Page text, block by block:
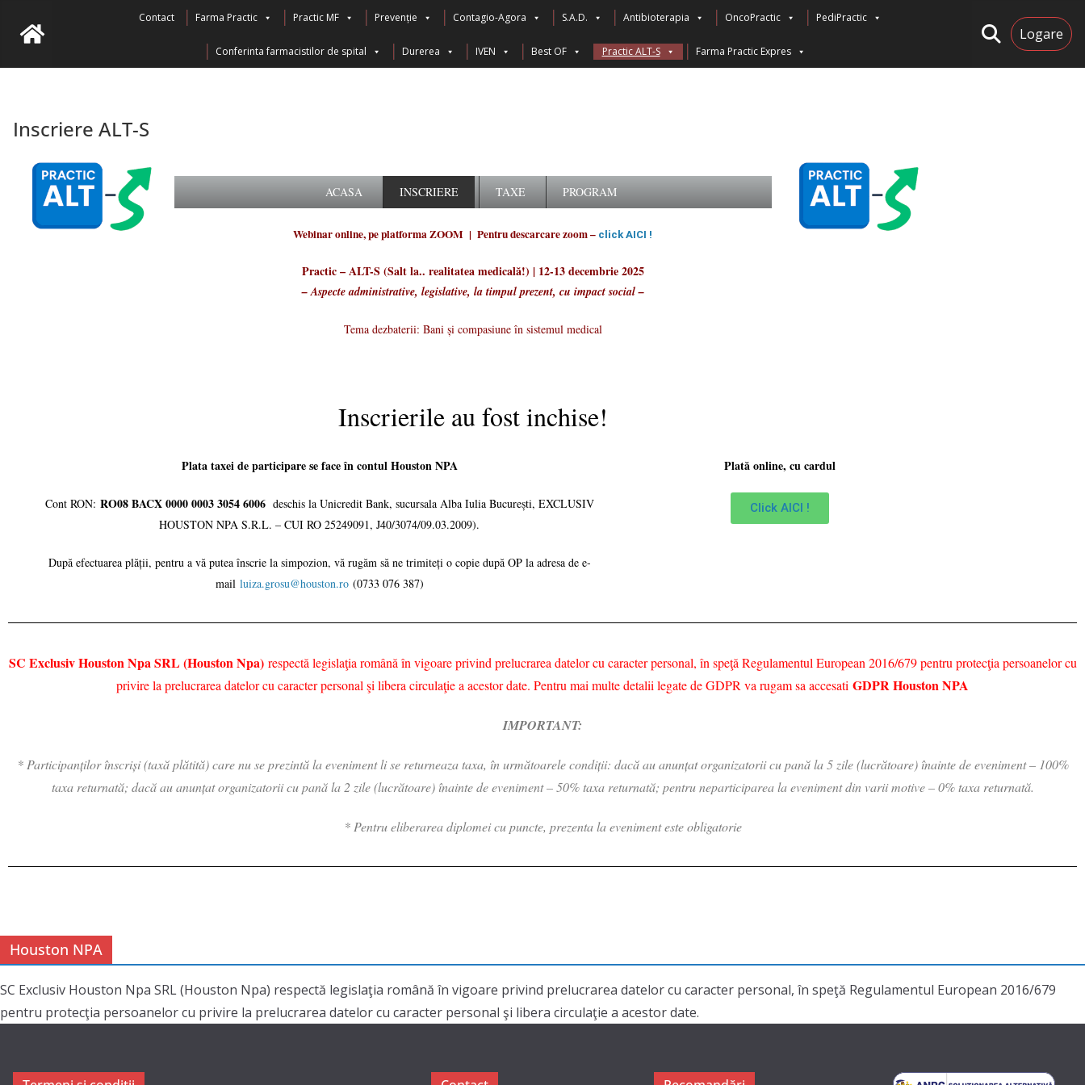
Contact Farma Practic Practic MF Prevenție Contagio-Agora S.A.D. Antibioterapia OncoPractic PediPractic
Conferinta farmacistilor de spital Durerea IVEN Best OF Practic ALT-S Farma Practic Expres
Logare
Inscriere ALT-S
ACASA INSCRIERE TAXE PROGRAM
Webinar online, pe platforma ZOOM | Pentru descarcare zoom – click AICI !
Practic – ALT-S (Salt la.. realitatea medicală!) | 12-13 decembrie 2025
– Aspecte administrative, legislative, la timpul prezent, cu impact social –
Tema dezbaterii: Bani și compasiune în sistemul medical
Inscrierile au fost inchise!
Plata taxei de participare se face în contul Houston NPA
Cont RON: RO08 BACX 0000 0003 3054 6006deschis la Unicredit Bank, sucursala Alba Iulia București, EXCLUSIV
HOUSTON NPA S.R.L. – CUI RO 25249091, J40/3074/09.03.2009).
După efectuarea plății, pentru a vă putea înscrie la simpozion, vă rugăm să ne trimiteți o copie după OP la adresa de e-
mail luiza.grosu@houston.ro (0733 076 387)
Plată online, cu cardul
Click AICI !
SC Exclusiv Houston Npa SRL (Houston Npa)respectă legislaţia română în vigoare privind prelucrarea datelor cu caracter personal, în speţă Regulamentul European 2016/679 pentru protecţia persoanelor cu
privire la prelucrarea datelor cu caracter personal şi libera circulaţie a acestor date. Pentru mai multe detalii legate de GDPR va rugam sa accesati GDPR Houston NPA
IMPORTANT:
* Participanților înscriși (taxă plătită) care nu se prezintă la eveniment li se returneaza taxa, în următoarele condiții: dacă au anunțat organizatorii cu pană la 5 zile (lucrătoare) înainte de eveniment – 100%
taxa returnată; dacă au anunțat organizatorii cu pană la 2 zile (lucrătoare) înainte de eveniment – 50% taxa returnată; pentru neparticiparea la eveniment din varii motive – 0% taxa returnată.
* Pentru eliberarea diplomei cu puncte, prezenta la eveniment este obligatorie
Houston NPA
SC Exclusiv Houston Npa SRL (Houston Npa) respectă legislaţia română în vigoare privind prelucrarea datelor cu caracter personal, în speţă Regulamentul European 2016/679
pentru protecţia persoanelor cu privire la prelucrarea datelor cu caracter personal şi libera circulaţie a acestor date.